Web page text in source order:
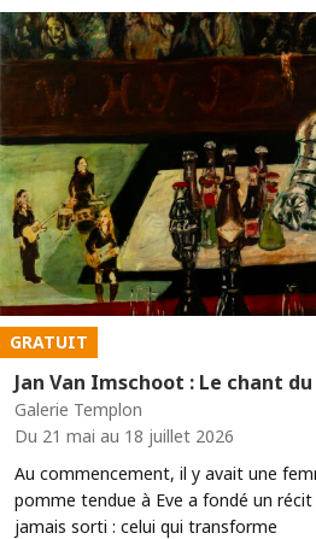
GRATUIT
Jan Van Imschoot : Le chant
Galerie Templon
Du 21 mai au 18 juillet 2026
Au commencement, il y avait une
pomme tendue à Eve a fondé un
jamais sorti : celui qui transforme